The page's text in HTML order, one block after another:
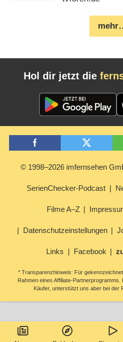
Hol dir jetzt die
© 1998–2026 imfernsehen
SerienChecker-Podcast
Filme A–Z
Datenschutzeinstellungen
Links Facebook
* Transparenzhinweis: Für
Rahmen eines Affiliate-
Käufer, unterstützt uns aber bei der